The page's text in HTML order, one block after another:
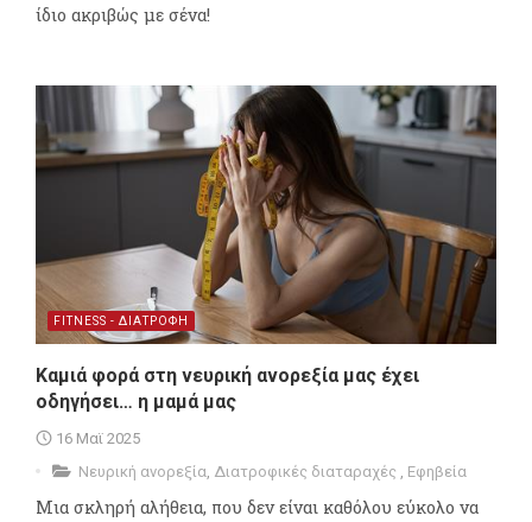
ίδιο ακριβώς με σένα!
FITNESS - ΔΙΑΤΡΟΦΗ
Καμιά φορά στη νευρική ανορεξία μας έχει
οδηγήσει… η μαμά μας
16 Μαϊ 2025
Νευρική ανορεξία, Διατροφικές διαταραχές , Εφηβεία
Μια σκληρή αλήθεια, που δεν είναι καθόλου εύκολο να